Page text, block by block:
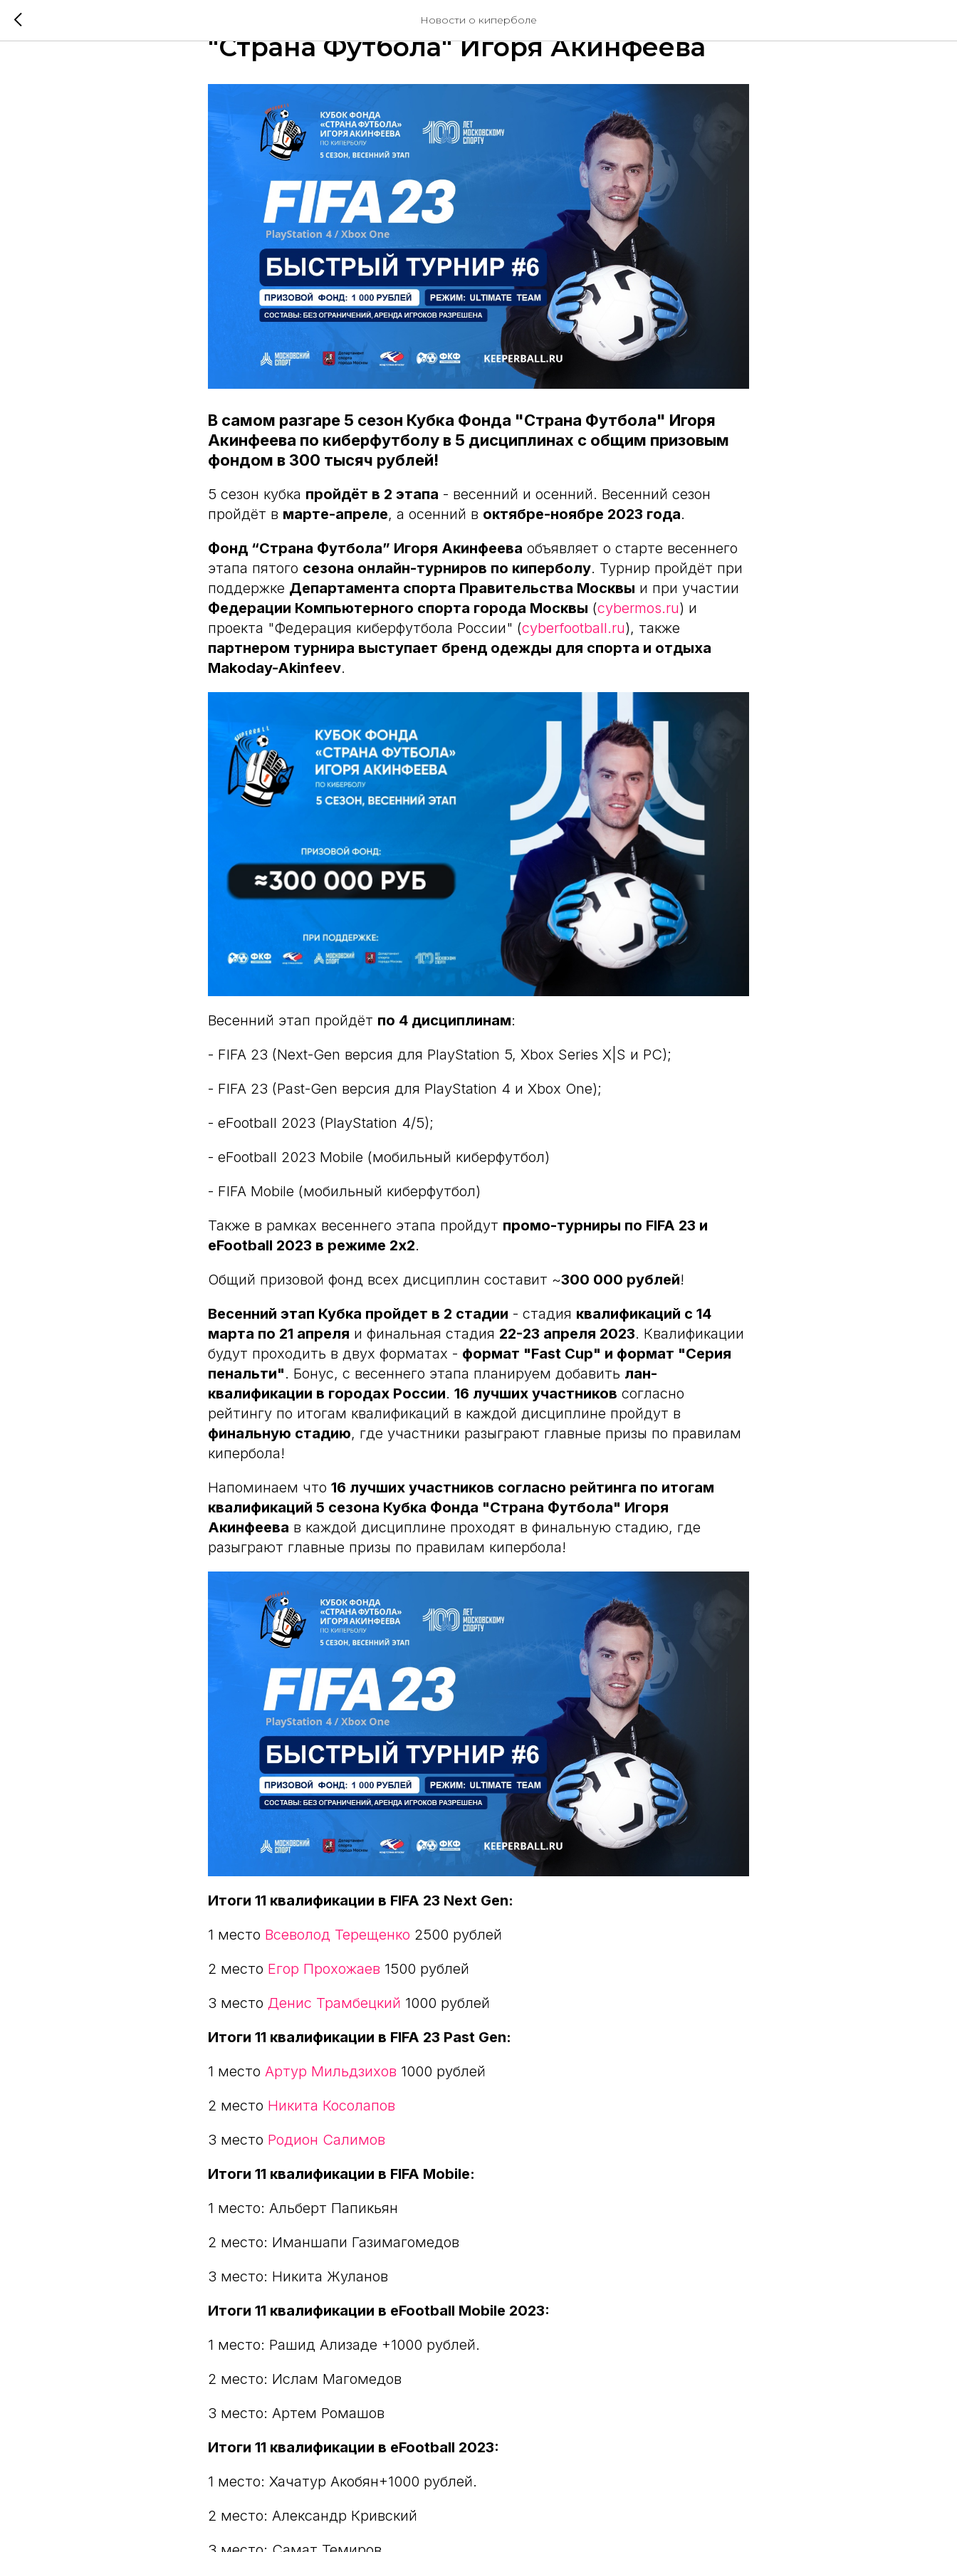
Новости о киперболе
Итоги 11 квалификаций Кубка Фонда
"Страна Футбола" Игоря Акинфеева
В самом разгаре 5 сезон Кубка Фонда "Страна Футбола" Игоря
Акинфеева по киберфутболу в 5 дисциплинах с общим призовым
фондом в 300 тысяч рублей!
5 сезон кубка пройдёт в 2 этапа - весенний и осенний. Весенний сезон
пройдёт в марте-апреле, а осенний в октябре-ноябре 2023 года.
Фонд “Страна Футбола” Игоря Акинфеева объявляет о старте весеннего
этапа пятого сезона онлайн-турниров по киперболу. Турнир пройдёт при
поддержке Департамента спорта Правительства Москвы и при участии
Федерации Компьютерного спорта города Москвы (cybermos.ru) и
проекта "Федерация киберфутбола России" (cyberfootball.ru), также
партнером турнира выступает бренд одежды для спорта и отдыха
Makoday-Akinfeev.
Весенний этап пройдёт по 4 дисциплинам:
- FIFA 23 (Next-Gen версия для PlayStation 5, Xbox Series X|S и PC);
- FIFA 23 (Past-Gen версия для PlayStation 4 и Xbox One);
- eFootball 2023 (PlayStation 4/5);
- eFootball 2023 Mobile (мобильный киберфутбол)
- FIFA Mobile (мобильный киберфутбол)
Также в рамках весеннего этапа пройдут промо-турниры по FIFA 23 и
eFootball 2023 в режиме 2х2.
Общий призовой фонд всех дисциплин составит ~300 000 рублей!
Весенний этап Кубка пройдет в 2 стадии - стадия квалификаций c 14
марта по 21 апреля и финальная стадия 22-23 апреля 2023. Квалификации
будут проходить в двух форматах - формат "Fast Cup" и формат "Серия
пенальти". Бонус, с весеннего этапа планируем добавить лан-
квалификации в городах России. 16 лучших участников согласно
рейтингу по итогам квалификаций в каждой дисциплине пройдут в
финальную стадию, где участники разыграют главные призы по правилам
кипербола!
Напоминаем что 16 лучших участников согласно рейтинга по итогам
квалификаций 5 сезона Кубка Фонда "Страна Футбола" Игоря
Акинфеева в каждой дисциплине проходят в финальную стадию, где
разыграют главные призы по правилам кипербола!
Итоги 11 квалификации в FIFA 23 Next Gen:
1 место Всеволод Терещенко 2500 рублей
2 место Егор Прохожаев 1500 рублей
3 место Денис Трамбецкий 1000 рублей
Итоги 11 квалификации в FIFA 23 Past Gen:
1 место Артур Мильдзихов 1000 рублей
2 место Никита Косолапов
3 место Родион Салимов
Итоги 11 квалификации в FIFA Mobile:
1 место: Альберт Папикьян
2 место: Иманшапи Газимагомедов
3 место: Никита Жуланов
Итоги 11 квалификации в eFootball Mobile 2023:
1 место: Рашид Ализаде +1000 рублей.
2 место: Ислам Магомедов
3 место: Артем Ромашов
Итоги 11 квалификации в eFootball 2023:
1 место: Хачатур Акобян+1000 рублей.
2 место: Александр Кривский